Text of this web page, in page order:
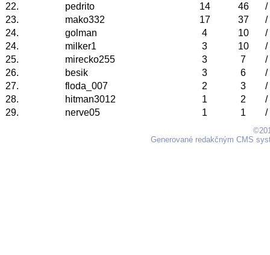
22.
pedrito 14 46
/
23.
mako332 17 37
/
24.
golman 4 10
/
24.
milker1 3 10
/
25.
mirecko255 3 7
/
26.
besik 3 6
/
27.
floda_007 2 3
/
28.
hitman3012 1 2
/
29.
nerve05 1 1 /
Generované redakčným CMS